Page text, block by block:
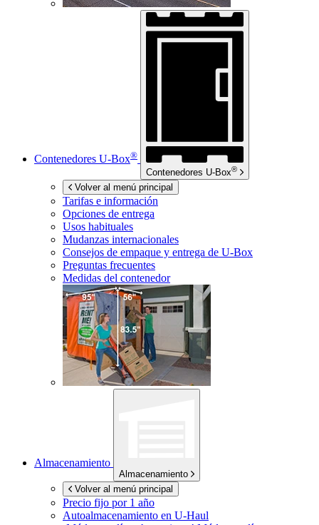
Contenedores U-Box®
Contenedores U-Box®
Volver al menú principal
Tarifas e información
Opciones de entrega
Usos habituales
Mudanzas internacionales
Consejos de empaque y entrega de U-Box
Preguntas frecuentes
Medidas del contenedor
Almacenamiento
Almacenamiento
Volver al menú principal
Precio fijo por 1 año
Autoalmacenamiento en U-Haul